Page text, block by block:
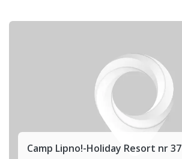
Camp Lipno!-Holiday Resort nr 37